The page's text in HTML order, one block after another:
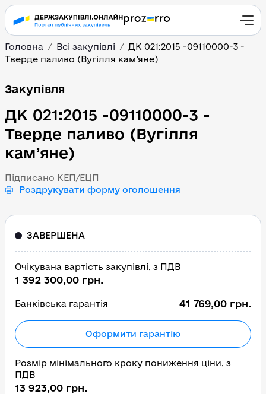
Головна Всі закупівлі
ДК 021:2015 -09110000-3 -
Тверде паливо (Вугілля кам’яне)
ДК 021:2015 -09110000-
Закупівля
ДК 021:2015 -09110000-3 -
Тверде паливо (Вугілля
кам’яне)
Підписано КЕП/ЕЦП
Роздрукувати форму оголошення
ЗАВЕРШЕНА
Очікувана вартість закупівлі, з ПДВ
1 392 300,00 грн.
Банківська гарантія 41 769,00 грн.
Оформити гарантію
Розмір мінімального кроку пониження ціни, з
ПДВ
13 923,00 грн.